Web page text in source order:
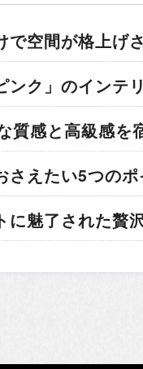
で空間が格上げ
ンク」のインテ
質感と高級感を
さえたい5つの
に魅了された贅